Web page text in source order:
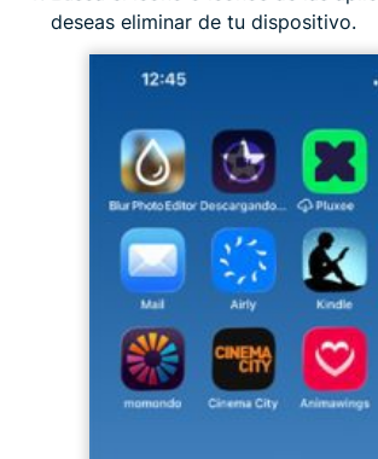
deseas eliminar de tu dispositivo.